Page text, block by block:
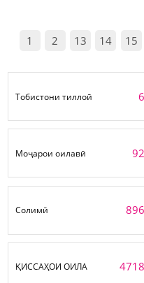
1 2 13 14 15
Тобистони тиллоӣ 6
Моҷарои оилавӣ 92
Солимӣ 896
ҚИССАҲОИ ОИЛА 4718